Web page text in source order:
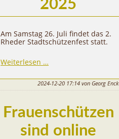
2025
Am Samstag 26. Juli findet das 2.
Rheder Stadtschützenfest statt.
Weiterlesen …
2024-12-20 17:14 von Georg Enck
Frauenschützen
sind online